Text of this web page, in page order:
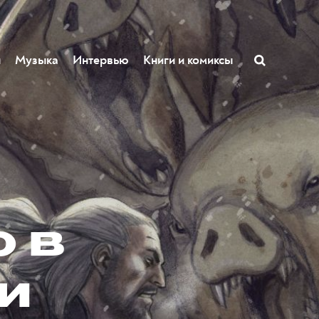
Музыка Интервью Книги и комиксы
в